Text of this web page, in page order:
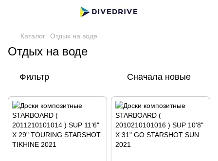
Каталог Отдых на воде
Отдых на воде
Фильтр Сначала новые